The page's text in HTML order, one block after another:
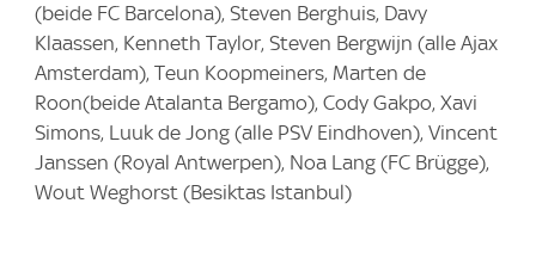
(beide FC Barcelona), Steven Berghuis, Davy
Klaassen, Kenneth Taylor, Steven Bergwijn (alle Ajax
Amsterdam), Teun Koopmeiners, Marten de
Roon(beide Atalanta Bergamo), Cody Gakpo, Xavi
Simons, Luuk de Jong (alle PSV Eindhoven), Vincent
Janssen (Royal Antwerpen), Noa Lang (FC Brügge),
Wout Weghorst (Besiktas Istanbul)